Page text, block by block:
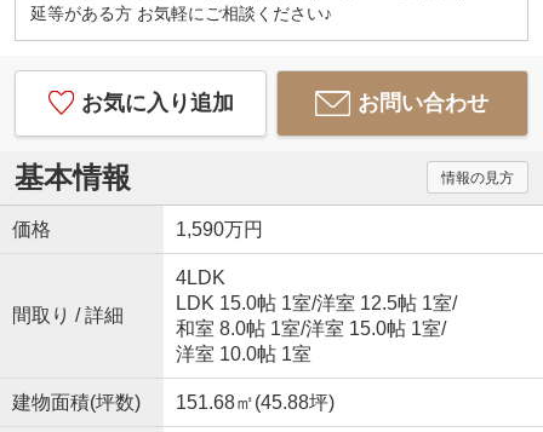
延等がある方 お気軽にご相談ください♪
お気に入り追加 お問い合わせ
基本情報 情報の見方
価格 1,590万円
間取り / 詳細
4LDK
LDK 15.0帖 1室/洋室 12.5帖 1室/
和室 8.0帖 1室/洋室 15.0帖 1室/
洋室 10.0帖 1室
建物面積(坪数) 151.68㎡(45.88坪)